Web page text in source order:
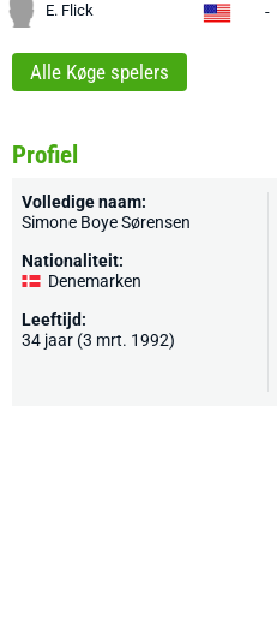
E. Flick -
Alle Køge spelers
Profiel
Volledige naam:
Simone Boye Sørensen
Nationaliteit:
Denemarken
Leeftijd:
34 jaar (3 mrt. 1992)